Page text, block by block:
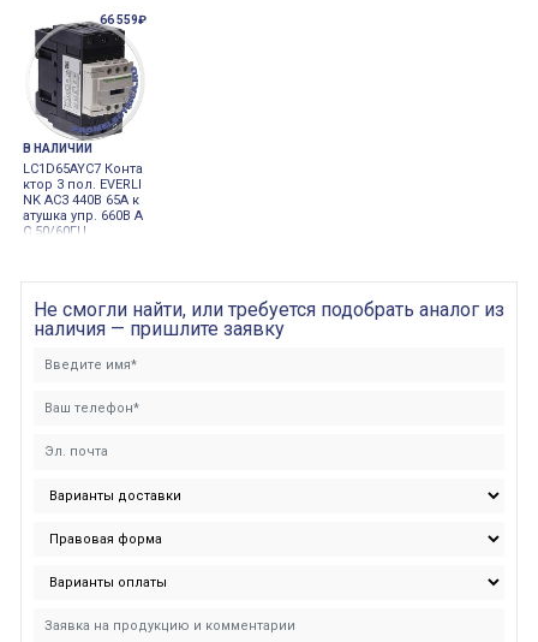
66 559₽
В НАЛИЧИИ
LC1D65AYC7 Конта
ктор 3 пол. EVERLI
NK AC3 440В 65A к
атушка упр. 660В A
C 50/60ГЦ
Не смогли найти, или требуется подобрать аналог из
наличия — пришлите заявку